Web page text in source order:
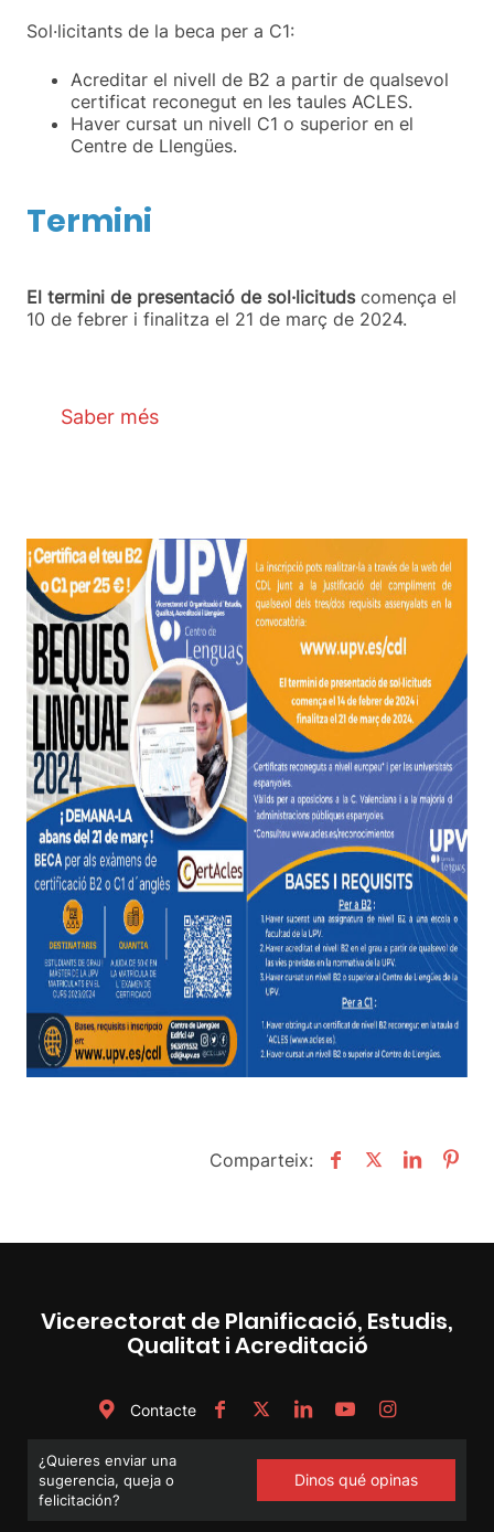
Sol·licitants de la beca per a C1:
Acreditar el nivell de B2 a partir de qualsevol
certificat reconegut en les taules ACLES.
Haver cursat un nivell C1 o superior en el
Centre de Llengües.
Termini
El termini de presentació de sol·licitudscomença el
10 de febrer i finalitza el 21 de març de 2024.
Saber més
Comparteix:
Vicerectorat de Planificació, Estudis,
Qualitat i Acreditació
Contacte
¿Quieres enviar una
sugerencia, queja o
felicitación?
Dinos qué opinas